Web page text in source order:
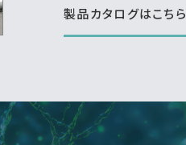
製品カタログはこちら